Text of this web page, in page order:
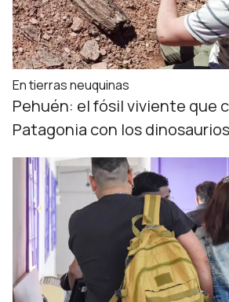
En tierras neuquinas
Pehuén: el fósil viviente que
Patagonia con los dinosaurios